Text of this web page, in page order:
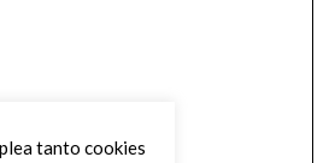
tanto cookies